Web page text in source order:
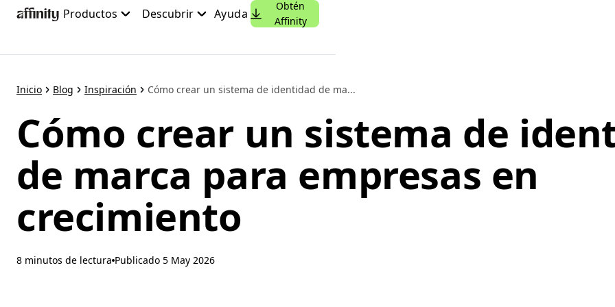
principal
Productos Descubrir Ayuda
Obtén
Affinity
Inicio Blog Inspiración Cómo crear un sistema de identidad de ma...
Cómo crear un sistema de
de marca para empresas en
crecimiento
8 minutos de lectura Publicado 5 May 2026